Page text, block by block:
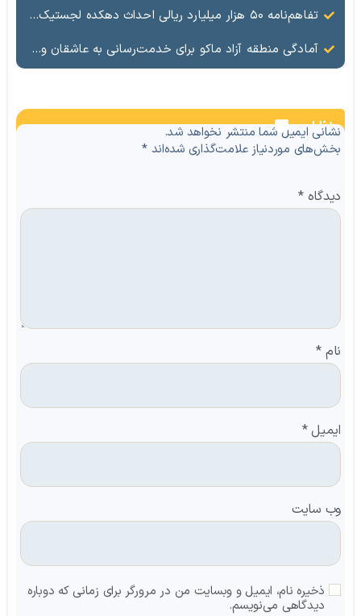
تفاهم‌نامه ۵۰ هزار میلیارد ریالی احداث دهکده لجستیک ماکو امضا شد
آمادگی منطقه آزاد ماکو برای خدمت‌رسانی به عاشقان ولایت در آیین وداع و تشییع قائد امت
نظرات
نشانی ایمیل شما منتشر نخواهد شد.
بخش‌های موردنیاز علامت‌گذاری شده‌اند*
دیدگاه*
نام *
ایمیل*
وب‌ سایت
ذخیره نام، ایمیل و وبسایت من در مرورگر برای زمانی که دوباره
دیدگاهی می‌نویسم.